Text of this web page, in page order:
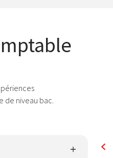
de niveau bac.